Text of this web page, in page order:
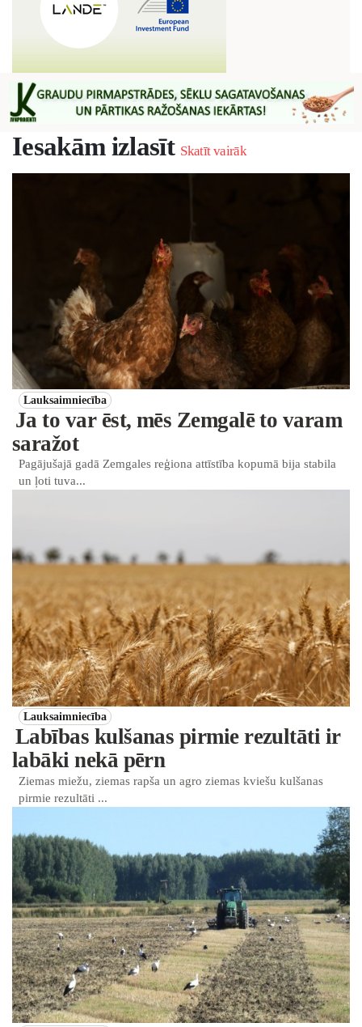
Iesakām izlasīt Skatīt vairāk
Lauksaimniecība
Ja to var ēst, mēs Zemgalē to varam
saražot
Pagājušajā gadā Zemgales reģiona attīstība kopumā bija stabila
un ļoti tuva...
Lauksaimniecība
Labības kulšanas pirmie rezultāti ir
labāki nekā pērn
Ziemas miežu, ziemas rapša un agro ziemas kviešu kulšanas
pirmie rezultāti ...